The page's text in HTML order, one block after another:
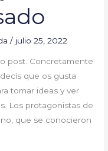
/ julio 25, 2022
post. Concretamente
que os gusta
tomar ideas y ver
Los protagonistas de
que se conocieron